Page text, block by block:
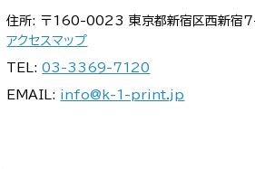
住所: 〒160-0023 東京都新宿区西新宿
アクセスマップ
TEL:03-3369-7120
EMAIL: info@k-1-print.jp